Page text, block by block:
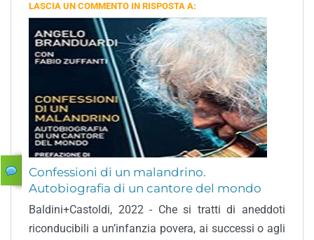
LASCIA UN COMMENTO IN RISPOSTA A:
Confessioni di un malandrino.
Autobiografia di un cantore del mondo
Baldini+Castoldi, 2022 - Che si tratti di aneddoti
riconducibili a un’infanzia povera, ai successi o agli